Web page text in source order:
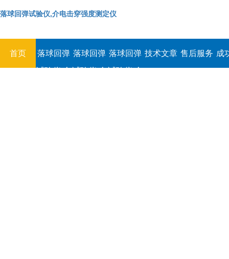
落球回弹试验仪,介电击穿强度测定仪
首页
落球回弹
试验仪,介
落球回弹
试验仪,介
落球回弹
试验仪,介
技术文章 售后服务 成